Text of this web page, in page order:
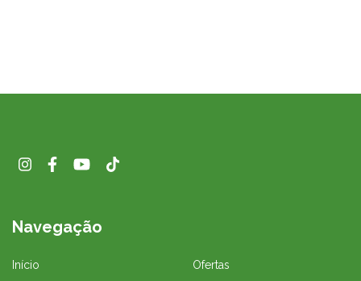
Navegação
Início Ofertas